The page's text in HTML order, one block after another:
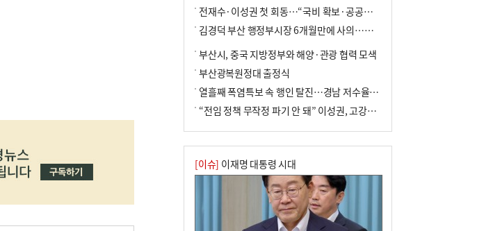
전재수·이성권 첫 회동…“국비 확보·공공기관 이전 협력”
김경덕 부산 행정부시장 6개월만에 사의…후임 인선 촉각
부산시, 중국 지방정부와 해양·관광 협력 모색
부산광복원정대 출정식
열흘째 폭염특보 속 행인 탈진…경남 저수율 평년의 절반
“전임 정책 무작정 파기 안 돼” 이성권, 고강도 ‘전재수 견제’ 예고
[이슈] 이재명 대통령 시대